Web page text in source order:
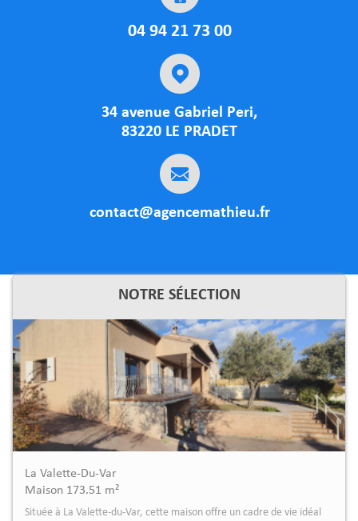
04 94 21 73 00
34 avenue Gabriel Peri,
83220 LE PRADET
contact@agencemathieu.fr
NOTRE SÉLECTION
Le Pradet
Maison 66 m²
Située dans un quartier recherché, cette charmante maison de plain-